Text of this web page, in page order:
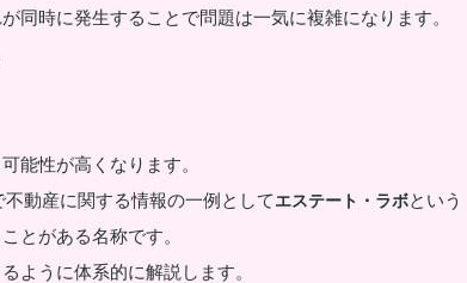
同時に発生することで問題は一気に複雑になります。
能性が高くなります。
動産に関する情報の一例としてエステート・ラボという
とがある名称です。
ように体系的に解説します。